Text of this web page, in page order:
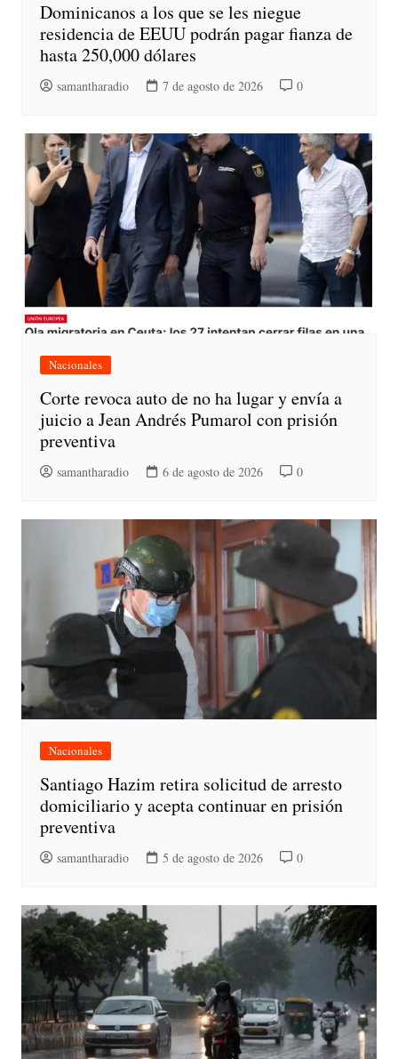
Dominicanos a los que se les niegue
residencia de EEUU podrán pagar fianza de
hasta 250,000 dólares
samantharadio 7 de agosto de 2026 0
Nacionales
Corte revoca auto de no ha lugar y envía a
juicio a Jean Andrés Pumarol con prisión
preventiva
samantharadio 6 de agosto de 2026 0
Nacionales
Santiago Hazim retira solicitud de arresto
domiciliario y acepta continuar en prisión
preventiva
samantharadio 5 de agosto de 2026 0